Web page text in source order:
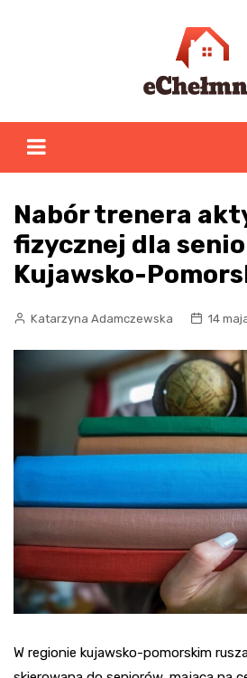
Nabór trenera
fizycznej dla
Kujawsko-
Katarzyna Adamczewska 14
W regionie kujawsko-pomorskim